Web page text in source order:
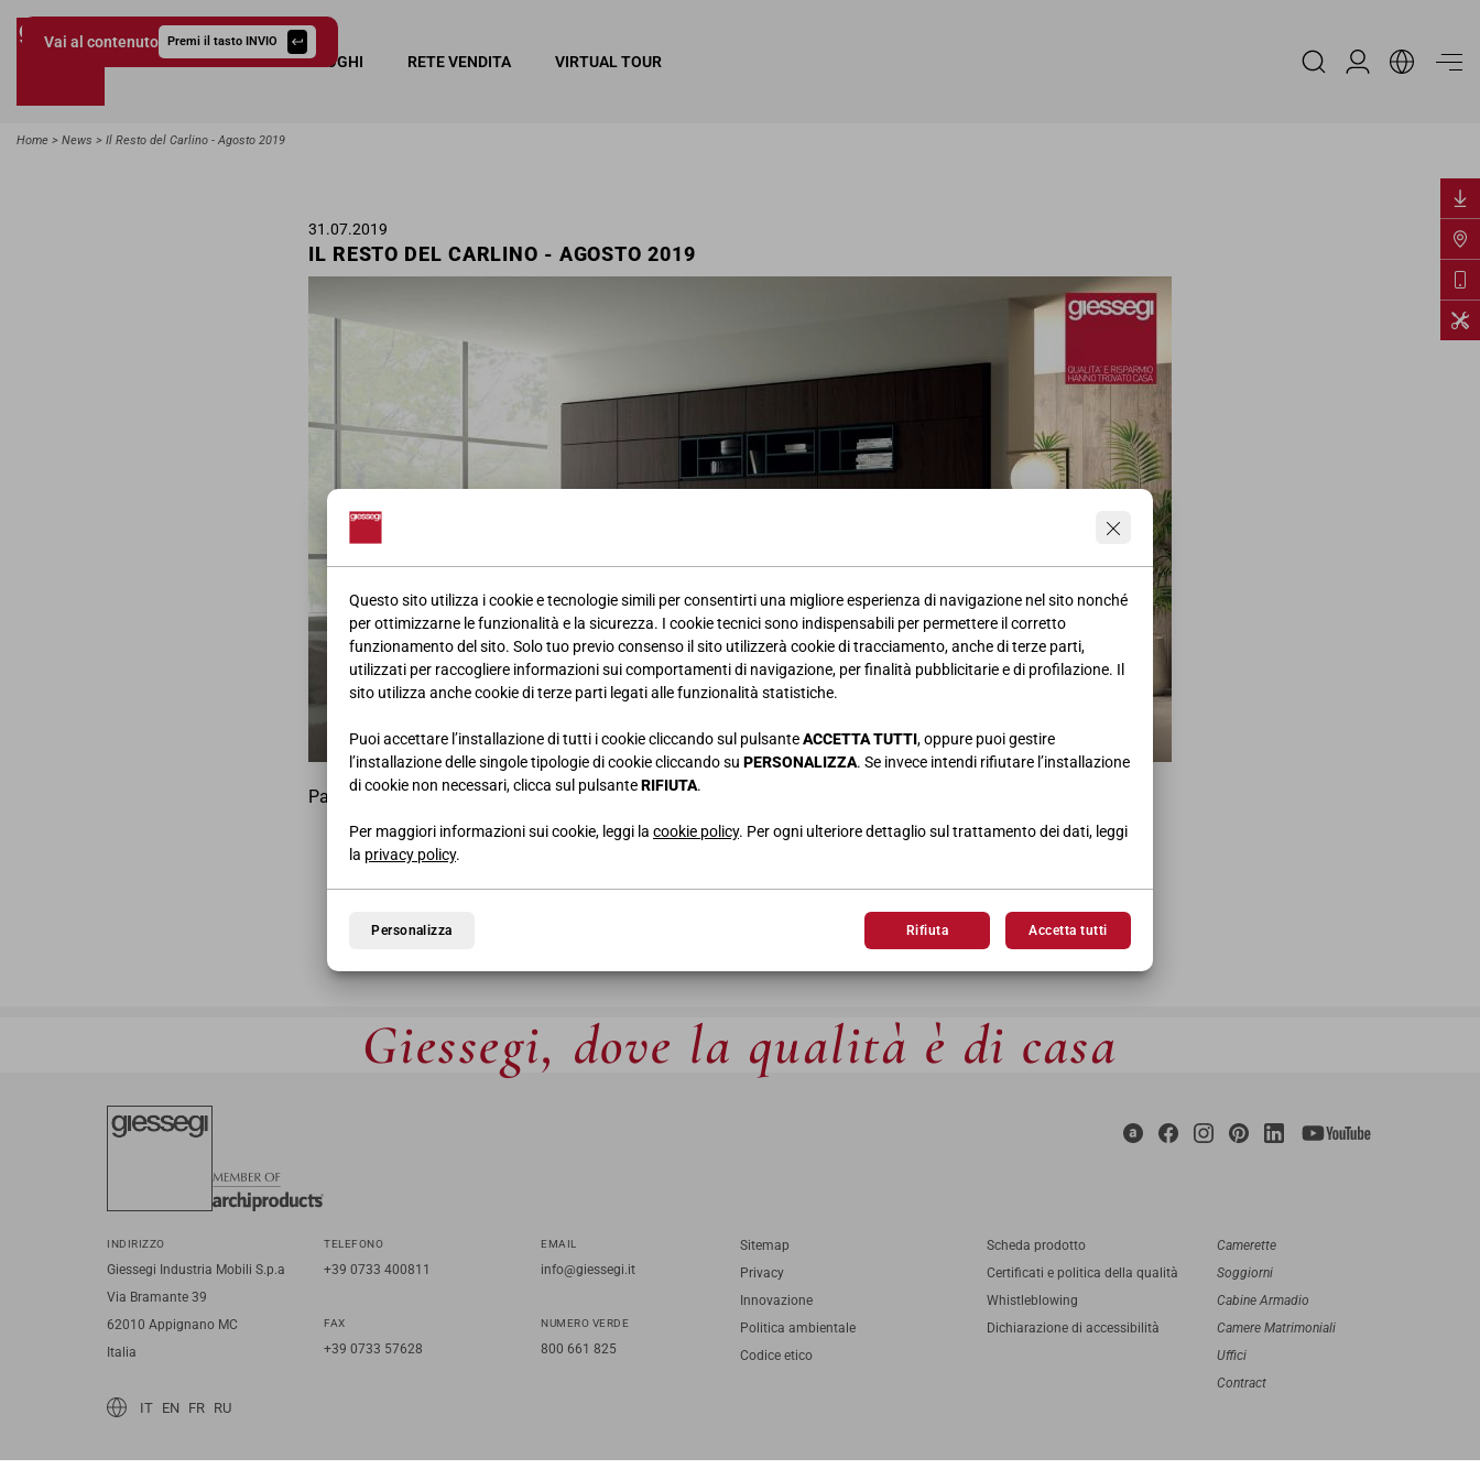
Questo sito utilizza i cookie e tecnologie simili per consentirti una migliore esperienza di navigazione nel sito nonché
per ottimizzarne le funzionalità e la sicurezza. I cookie tecnici sono indispensabili per permettere il corretto
funzionamento del sito. Solo tuo previo consenso il sito utilizzerà cookie di tracciamento, anche di terze parti,
utilizzati per raccogliere informazioni sui comportamenti di navigazione, per finalità pubblicitarie e di profilazione. Il
sito utilizza anche cookie di terze parti legati alle funzionalità statistiche.
Puoi accettare l’installazione di tutti i cookie cliccando sul pulsanteACCETTA TUTTI, oppure puoi gestire
l’installazione delle singole tipologie di cookie cliccando su PERSONALIZZA. Se invece intendi rifiutare l’installazione
di cookie non necessari, clicca sul pulsanteRIFIUTA.
Per maggiori informazioni sui cookie, leggi la cookie policy. Per ogni ulteriore dettaglio sul trattamento dei dati, leggi
la privacy policy.
Personalizza Rifiuta Accetta tutti
Vai al contenuto Premi il tasto INVIO
COLLEZIONI CATALOGHI RETE VENDITA VIRTUAL TOUR
Area Riservata
Home News Il Resto del Carlino - Agosto 2019
31.07.2019
IL RESTO DEL CARLINO - AGOSTO 2019
Pagina pubblicitaria dei soggiorni Giessegi ne Il Resto del Carlino per il mese di Agosto.
Giessegi, dove la qualità è di casa
INDIRIZZO
Giessegi Industria Mobili S.p.a
Via Bramante 39
62010 Appignano MC
Italia
TELEFONO
+39 0733 400811
FAX
+39 0733 57628
EMAIL
info@giessegi.it
NUMERO VERDE
800 661 825
Sitemap
Privacy
Innovazione
Politica ambientale
Codice etico
Scheda prodotto
Certificati e politica della qualità
Whistleblowing
Dichiarazione di accessibilità
Camerette
Soggiorni
Cabine Armadio
Camere Matrimoniali
Uffici
Contract
IT EN FR RU